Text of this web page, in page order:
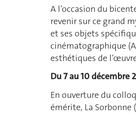
A l’occasion du
revenir sur ce grand
et ses objets
cinématographique
esthétiques de
Du 7 au 10 décembre
En ouverture du
émérite, La